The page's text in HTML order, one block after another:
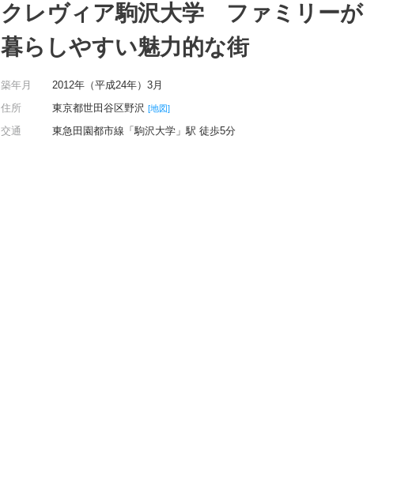
クレヴィア駒沢大学 ファミリーが
暮らしやすい魅力的な街
築年月
2012年（平成24年）3月
住所
東京都世田谷区野沢 [地図]
交通 東急田園都市線「駒沢大学」駅 徒歩5分